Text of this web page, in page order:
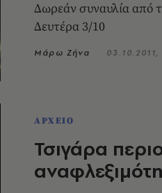
Δωρεάν συναυλία από
Δευτέρα 3/10
Μάρω Ζήνα 03.10.2011,
ΑΡΧΕΙΟ
Τσιγάρα